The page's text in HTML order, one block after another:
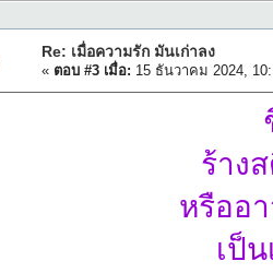
Re: เมื่อความรัก มันเก่าลง
« ตอบ #3 เมื่อ: 15 ธันวาคม 2024,
ร้าง
หรืออ
เป็